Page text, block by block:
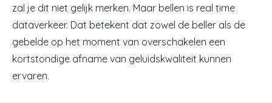
zal je dit niet gelijk merken. Maar bellen is real time
dataverkeer. Dat betekent dat zowel de beller als de
gebelde op het moment van overschakelen een
kortstondige afname van geluidskwaliteit kunnen
ervaren.